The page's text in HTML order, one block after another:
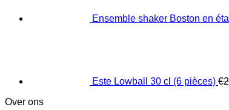
Ensemble shaker Boston en
Este Lowball 30 cl (6 pièces) €
Over ons